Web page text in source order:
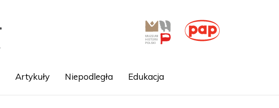
Artykuły Niepodległa Edukacja